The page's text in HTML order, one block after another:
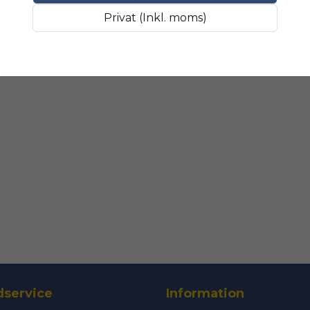
Fråga oss något om
Namn
SLIPMATERIAL Smala
Privat (Inkl. moms)
Information